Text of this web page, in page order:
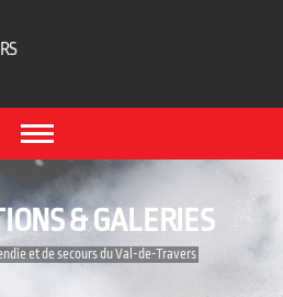
& GALERIES
et de secours du Val-de-Travers‎